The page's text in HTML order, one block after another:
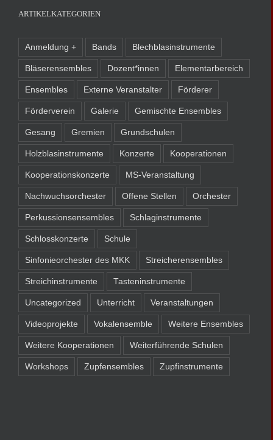
ARTIKELKATEGORIEN
Anmeldung + Bands Blechblasinstrumente
Bläserensembles Dozent*innen Elementarbereich
Ensembles Externe Veranstalter Förderer
Förderverein Galerie Gemischte Ensembles
Gesang Gremien Grundschulen
Holzblasinstrumente Konzerte Kooperationen
Kooperationskonzerte MS-Veranstaltung
Nachwuchsorchester Offene Stellen Orchester
Perkussionsensembles Schlaginstrumente
Schlosskonzerte Schule
Sinfonieorchester des MKK Streicherensembles
Streichinstrumente Tasteninstrumente
Uncategorized Unterricht Veranstaltungen
Videoprojekte Vokalensemble Weitere Ensembles
Weitere Kooperationen Weiterführende Schulen
Workshops Zupfensembles Zupfinstrumente